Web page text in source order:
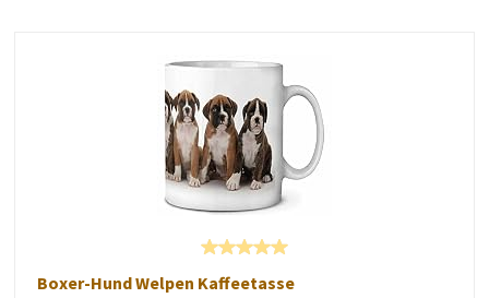
Boxer-Hund Welpen Kaffeetasse